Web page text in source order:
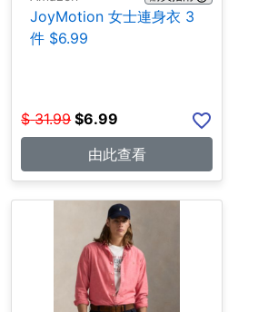
JoyMotion 女士連身衣 3
件 $6.99
$ 31.99 $6.99
由此查看